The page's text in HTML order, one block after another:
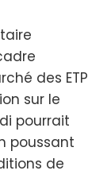
des ETP
sur le
pourrait
poussant
de